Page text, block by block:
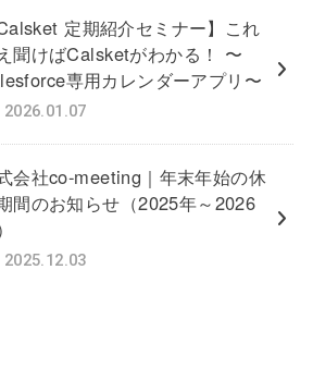
Calsket 定期紹介セミナー】これ
聞けばCalsketがわかる！ 〜
専用カレンダーアプリ〜
2026.01.07
会社co-meeting｜年末年始の休
間のお知らせ（2025年～2026
2025.12.03